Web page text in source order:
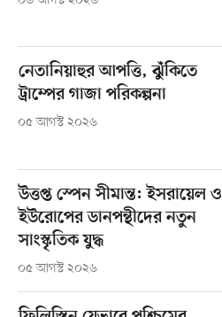
নেতানিয়াহুর আপত্তি, ঝুঁকিতে
ট্রাম্পের গাজা পরিকল্পনা
০৫ আগস্ট ২০২৬
উত্তপ্ত স্পেন সীমান্ত: ইসরায়েল ও
ইউরোপের ডানপন্থীদের নতুন
সাংস্কৃতিক যুদ্ধ
০৫ আগস্ট ২০২৬